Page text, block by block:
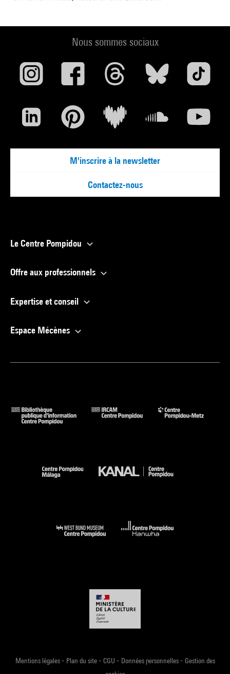
Nous sommes sociaux
M'inscrire à la newsletter
Contactez-nous
Le Centre Pompidou
Offre aux professionnels
Expertise et conseil
Espace Mécènes
Mentions légales- Plan du site- CGU - Données personnelles- Gestion des